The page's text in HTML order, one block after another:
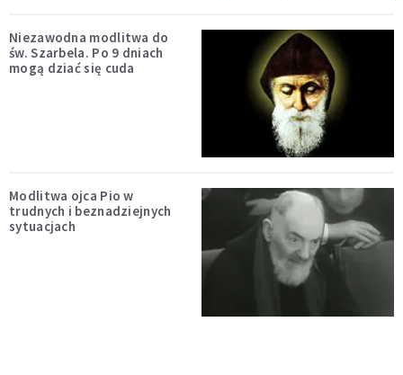
Niezawodna modlitwa do
św. Szarbela. Po 9 dniach
mogą dziać się cuda
Modlitwa ojca Pio w
trudnych i beznadziejnych
sytuacjach